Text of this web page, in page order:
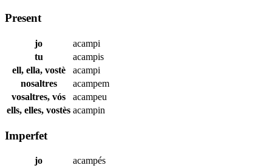
Present
jo
acampi
tu
acampis
ell, ella, vostè
acampi
nosaltres
acampem
vosaltres, vós
acampeu
ells, elles, vostès acampin
Imperfet
jo
acampés